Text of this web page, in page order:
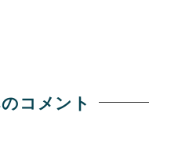
コメント